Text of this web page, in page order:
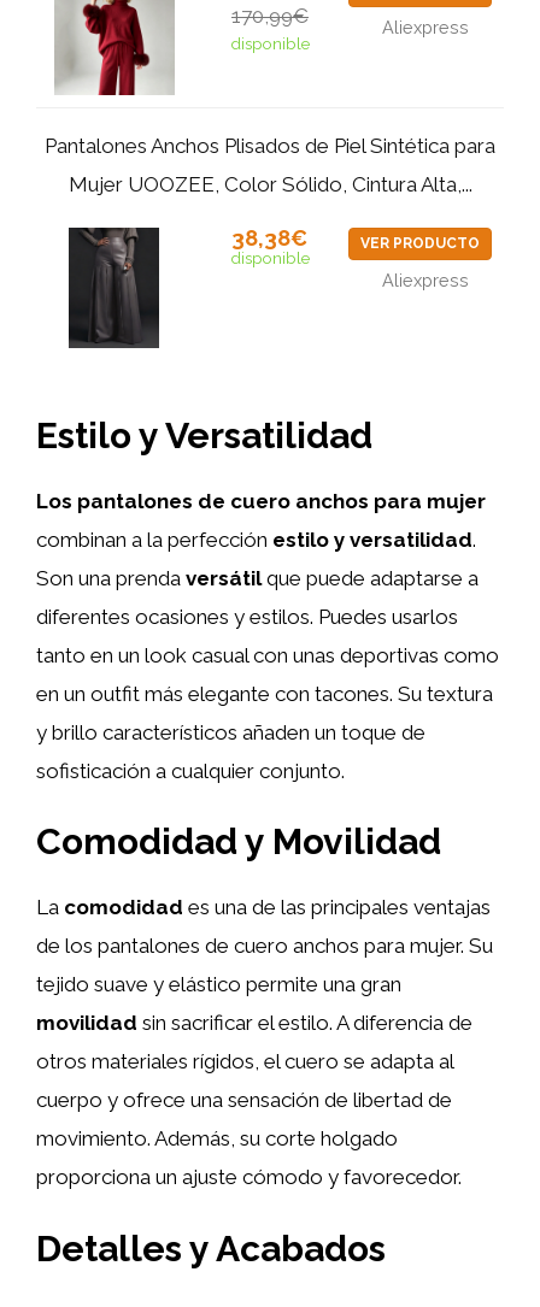
170,99€
disponible
Aliexpress
Pantalones Anchos Plisados de Piel Sintética para
Mujer UOOZEE, Color Sólido, Cintura Alta,...
38,38€
disponible
VER PRODUCTO
Aliexpress
Estilo y Versatilidad
Los pantalones de cuero anchos para mujer
combinan a la perfección estilo y versatilidad.
Son una prenda versátilque puede adaptarse a
diferentes ocasiones y estilos. Puedes usarlos
tanto en un look casual con unas deportivas como
en un outfit más elegante con tacones. Su textura
y brillo característicos añaden un toque de
sofisticación a cualquier conjunto.
Comodidad y Movilidad
La comodidad es una de las principales ventajas
de los pantalones de cuero anchos para mujer. Su
tejido suave y elástico permite una gran
movilidad sin sacrificar el estilo. A diferencia de
otros materiales rígidos, el cuero se adapta al
cuerpo y ofrece una sensación de libertad de
movimiento. Además, su corte holgado
proporciona un ajuste cómodo y favorecedor.
Detalles y Acabados